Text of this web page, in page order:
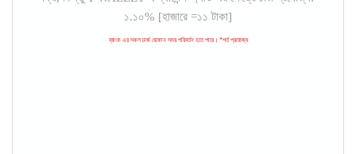
১.১০% [হাজারে =১১ টাকা]
ব্যাংক এর সকল চার্জ যেকোন সময় পরিবর্তন হতে পারে। *শর্ত প্রযোজ্য